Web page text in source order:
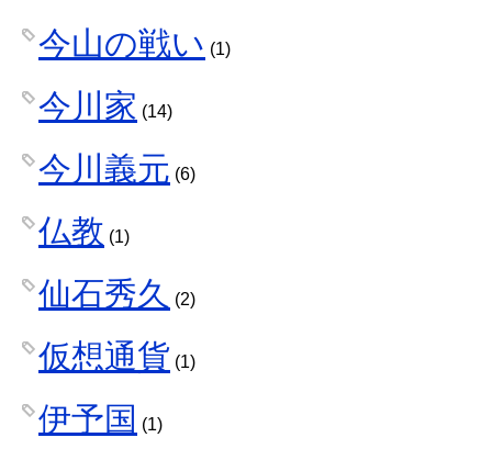
今山の戦い (1)
今川家 (14)
今川義元 (6)
仏教 (1)
仙石秀久 (2)
仮想通貨 (1)
伊予国 (1)